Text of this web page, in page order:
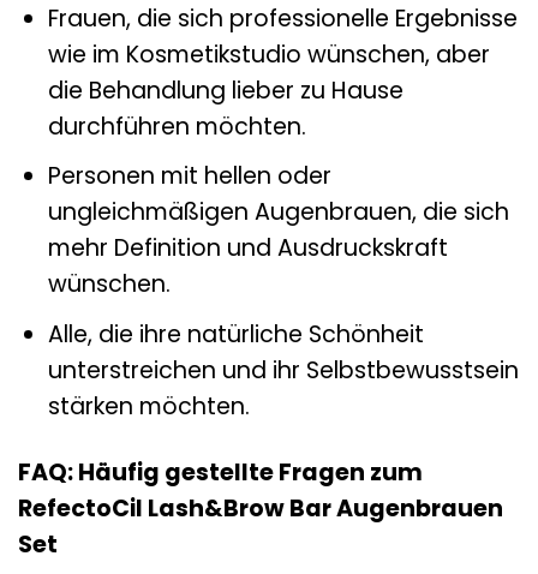
Frauen, die sich professionelle Ergebnisse
wie im Kosmetikstudio wünschen, aber
die Behandlung lieber zu Hause
durchführen möchten.
Personen mit hellen oder
ungleichmäßigen Augenbrauen, die sich
mehr Definition und Ausdruckskraft
wünschen.
Alle, die ihre natürliche Schönheit
unterstreichen und ihr Selbstbewusstsein
stärken möchten.
FAQ: Häufig gestellte Fragen zum
RefectoCil Lash&Brow Bar Augenbrauen
Set